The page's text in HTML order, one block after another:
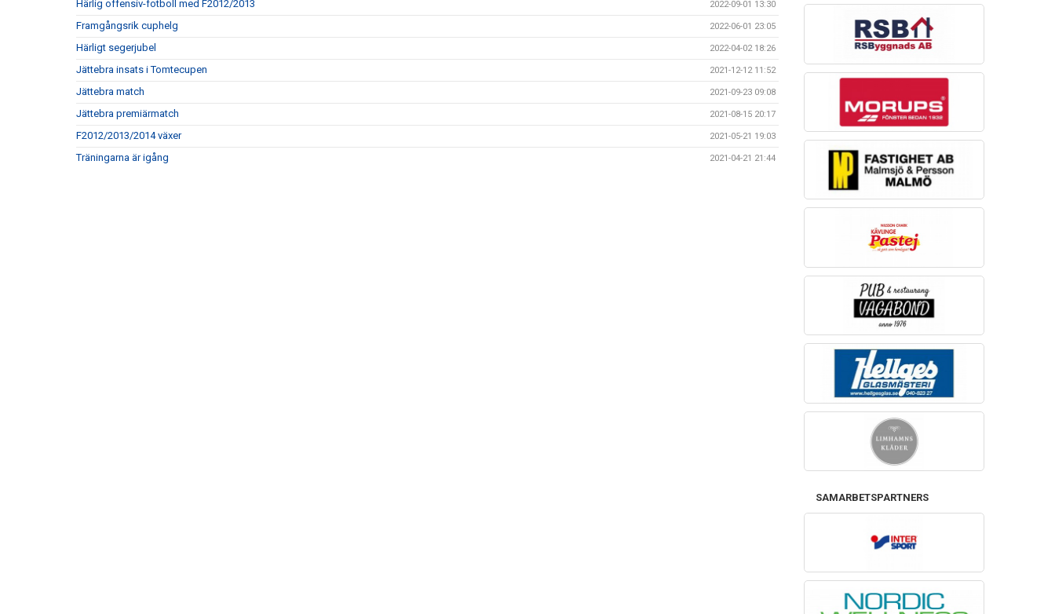
Härlig offensiv-fotboll med F2012/2013 2022-09-01 13:30
Framgångsrik cuphelg 2022-06-01 23:05
Härligt segerjubel 2022-04-02 18:26
Jättebra insats i Tomtecupen 2021-12-12 11:52
Jättebra match 2021-09-23 09:08
Jättebra premiärmatch 2021-08-15 20:17
F2012/2013/2014 växer 2021-05-21 19:03
Träningarna är igång 2021-04-21 21:44
SAMARBETSPARTNERS